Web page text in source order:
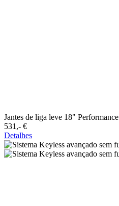
Jantes de liga leve 18" Performance
531,-‍ €
Detalhes